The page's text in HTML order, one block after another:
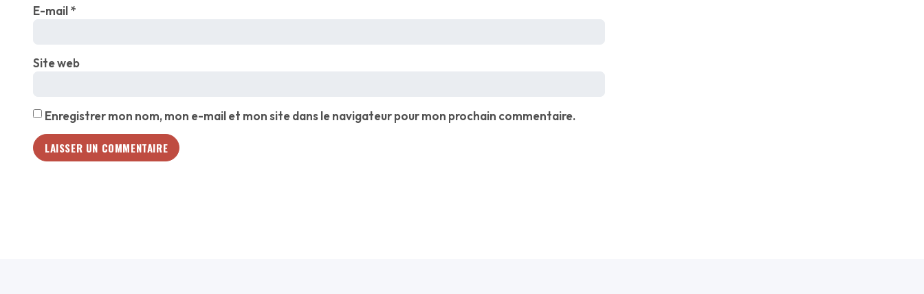
E-mail*
Site web
Enregistrer mon nom, mon e-mail et mon site dans le navigateur pour mon prochain commentaire.